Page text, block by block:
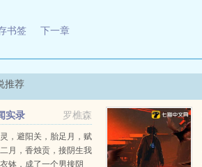
书签 下一章
推荐
罗樵森
实录
，避阳关，胎足月，赋
月，香烛贡，接阴生我
钵，成了一个男接阴